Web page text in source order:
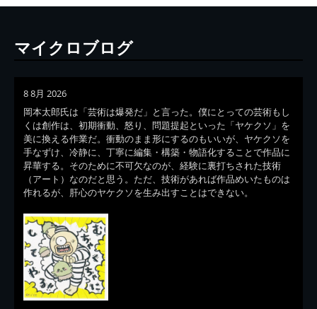
マイクロブログ
8 8月 2026
岡本太郎氏は「芸術は爆発だ」と言った。僕にとっての芸術もし
くは創作は、初期衝動、怒り、問題提起といった「ヤケクソ」を
美に換える作業だ。衝動のまま形にするのもいいが、ヤケクソを
手なずけ、冷静に、丁寧に編集・構築・物語化することで作品に
昇華する。そのために不可欠なのが、経験に裏打ちされた技術
（アート）なのだと思う。ただ、技術があれば作品めいたものは
作れるが、肝心のヤケクソを生み出すことはできない。